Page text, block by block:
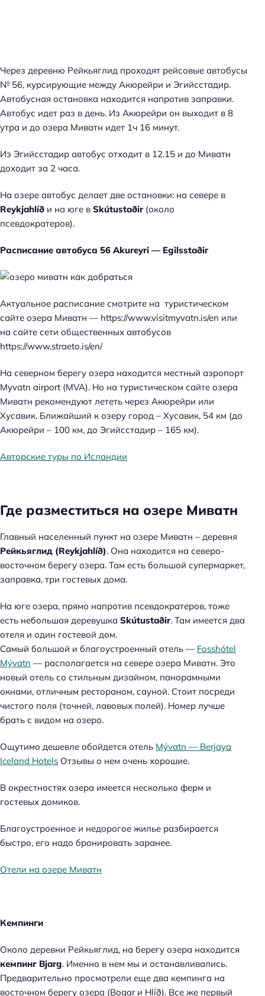
Через деревню Рейкьяглид проходят рейсовые автобусы
№ 56, курсирующие между Акюрейри и Эгийсстадир.
Автобусная остановка находится напротив заправки.
Автобус идет раз в день. Из Акюрейри он выходит в 8
утра и до озера Миватн идет 1ч 16 минут.
Из Эгийсстадир автобус отходит в 12.15 и до Миватн
доходит за 2 часа.
На озере автобус делает две остановки: на севере в
Reykjahlíð и на юге в Skútustaðir (около
псевдократеров).
Расписание автобуса 56 Akureyri — Egilsstaðir
Актуальное расписание смотрите на туристическом
сайте озера Миватн — https://www.visitmyvatn.is/en или
на сайте сети общественных автобусов
https://www.straeto.is/en/
На северном берегу озера находится местный аэропорт
Myvatn airport (MVA). Но на туристическом сайте озера
Миватн рекомендуют лететь через Акюрейри или
Хусавик. Ближайший к озеру город – Хусавик, 54 км (до
Акюрейри – 100 км, до Эгийсстадир – 165 км).
Авторские туры по Исландии
Где разместиться на озере Миватн
Главный населенный пункт на озере Миватн – деревня
Рейкьяглид (Reykjahlíð). Она находится на северо-
восточном берегу озера. Там есть большой супермаркет,
заправка, три гостевых дома.
На юге озера, прямо напротив псевдократеров, тоже
есть небольшая деревушка Skútustaðir. Там имеется два
отеля и один гостевой дом.
Самый большой и благоустроенный отель — Fosshótel
Mývatn — располагается на севере озера Миватн. Это
новый отель со стильным дизайном, панорамными
окнами, отличным рестораном, сауной. Стоит посреди
чистого поля (точней, лавовых полей). Номер лучше
брать с видом на озеро.
Ощутимо дешевле обойдется отель Mývatn — Berjaya
Iceland Hotels Отзывы о нем очень хорошие.
В окрестностях озера имеется несколько ферм и
гостевых домиков.
Благоустроенное и недорогое жилье разбирается
быстро, его надо бронировать заранее.
Отели на озере Миватн
Кемпинги
Около деревни Рейкьяглид, на берегу озера находится
кемпинг Bjarg. Именно в нем мы и останавливались.
Предварительно просмотрели еще два кемпинга на
восточном берегу озера (Bogar и Hlíð). Все же первый